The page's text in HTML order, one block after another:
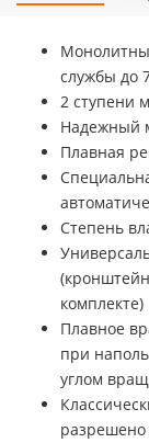
службы до
2 ступени
Надежный
Плавная
Степень
комплекте)
Плавное
при
углом
разрешено